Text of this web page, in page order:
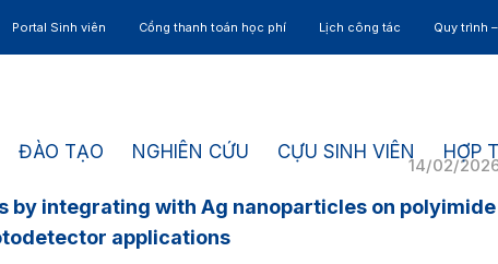
Portal Sinh viên Cổng thanh toán học phí Lịch công tác Quy trình
ĐÀO TẠO NGHIÊN CỨU CỰU SINH VIÊN HỢP
14/02/
by integrating with Ag nanoparticles on polyimide
applications